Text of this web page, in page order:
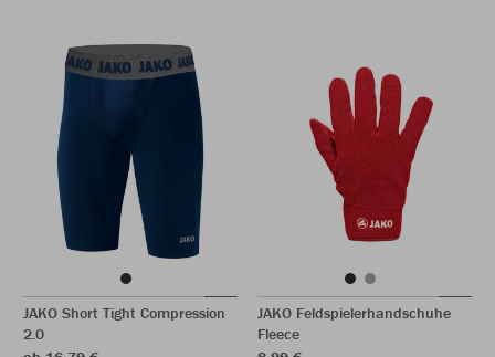
JAKO Short Tight Compression
2.0
JAKO Feldspielerhandschuhe
Fleece